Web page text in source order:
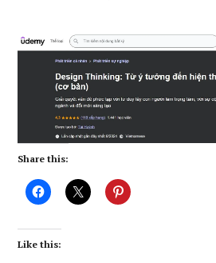
Share this:
Like this: